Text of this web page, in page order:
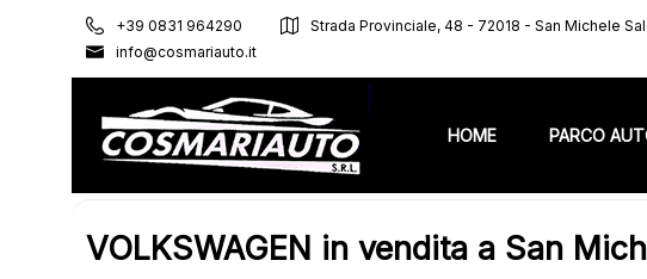
+39 0831 964290
Strada Provinciale, 48 - 72018 - San Michele
info@cosmariauto.it
HOME PARCO
VOLKSWAGEN in vendita a San